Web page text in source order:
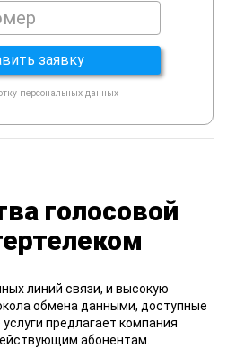
заявку
персональных данных
голосовой
линий связи, и высокую
обмена данными, доступные
предлагает компания
абонентам.